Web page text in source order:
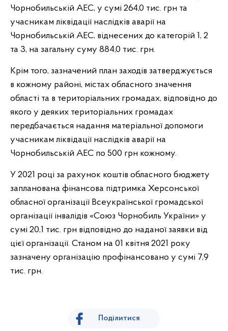
Чорнобильській АЕС, у сумі 264,0 тис. грн та
учасникам ліквідації наслідків аварії на
Чорнобильській АЕС, віднесених до категорій 1, 2
та 3, на загальну суму 884,0 тис. грн.
Крім того, зазначений план заходів затверджується
в кожному районі, містах обласного значення
області та в територіальних громадах, відповідно до
якого у деяких територіальних громадах
передбачається надання матеріальної допомоги
учасникам ліквідації наслідків аварії на
Чорнобильській АЕС по 500 грн кожному.
У 2021 році за рахунок коштів обласного бюджету
запланована фінансова підтримка Херсонської
обласної організації Всеукраїнської громадської
організації інвалідів «Союз Чорнобиль України» у
сумі 20,1 тис. грн відповідно до наданої заявки від
цієї організації. Станом на 01 квітня 2021 року
зазначену організацію профінансовано у сумі 7,9
тис. грн.
Поділитися